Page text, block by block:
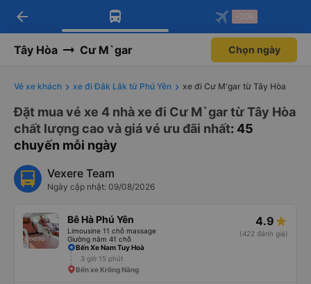
Tải app Vexere ngay!
Nhận ưu đãi thành viên độc
Mở app
Tải app Vexere
-30k/ghế khi đặt vé máy bay qua
Mở app
arrow_back -30k
Tây Hòa Cư M`gar Chọn ngày
Vé xe khách xe đi Đắk Lắk từ Phú Yên xe đi Cư M'gar từ Tây Hòa
Đặt mua vé xe 4 nhà xe đi Cư M`gar từ Tây Hòa
chất lượng cao và giá vé ưu đãi nhất: 45
chuyến mỗi ngày
Vexere Team
Ngày cập nhật: 09/08/2026
Bê Hà Phú Yên
Limousine 11 chỗ massage
Giường nằm 41 chỗ
4.9
(422 đánh giá)
Bến Xe Nam Tuy Hoà
3 giờ 15 phút
Bến xe Krông Năng